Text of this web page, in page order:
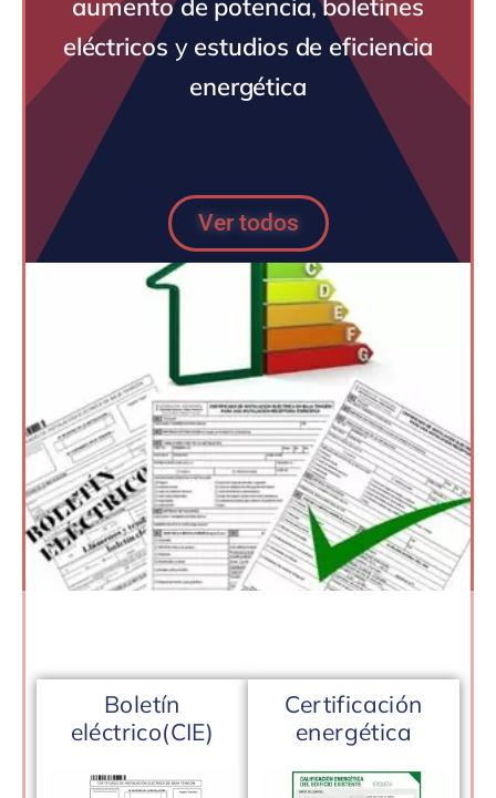
eléctricos y estudios de eficiencia
energética
Ver todos
Boletín
eléctrico(CIE)
Certificación
energética